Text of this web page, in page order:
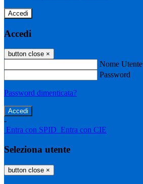
Accedi
Accedi
button close ×
Nome Utente
Password
Password dimenticata?
-
Entra con SPID Entra con CIE
Seleziona utente
button close ×